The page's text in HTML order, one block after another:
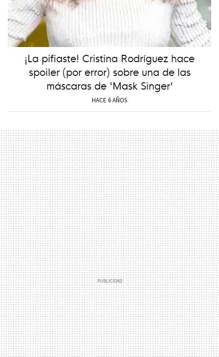
¡La pifiaste! Cristina Rodríguez hace
spoiler (por error) sobre una de las
máscaras de 'Mask Singer'
HACE 6 AÑOS